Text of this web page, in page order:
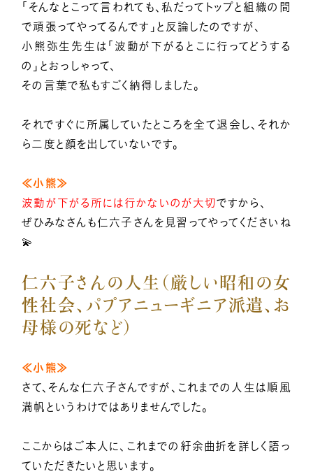
「そんなとこって言われても、私だってトップと組織の間
で頑張ってやってるんです」と反論したのですが、
小熊弥生先生は「波動が下がるとこに行ってどうする
の」とおっしゃって、
その言葉で私もすごく納得しました。
それですぐに所属していたところを全て退会し、それか
ら二度と顔を出していないです。
≪小熊≫
波動が下がる所には行かないのが大切ですから、
ぜひみなさんも仁六子さんを見習ってやってくださいね
💫
仁六子さんの人生（厳しい昭和の女
性社会、パプアニューギニア派遣、お
母様の死など）
≪小熊≫
さて、そんな仁六子さんですが、これまでの人生は順風
満帆というわけではありませんでした。
ここからはご本人に、これまでの紆余曲折を詳しく語っ
ていただきたいと思います。